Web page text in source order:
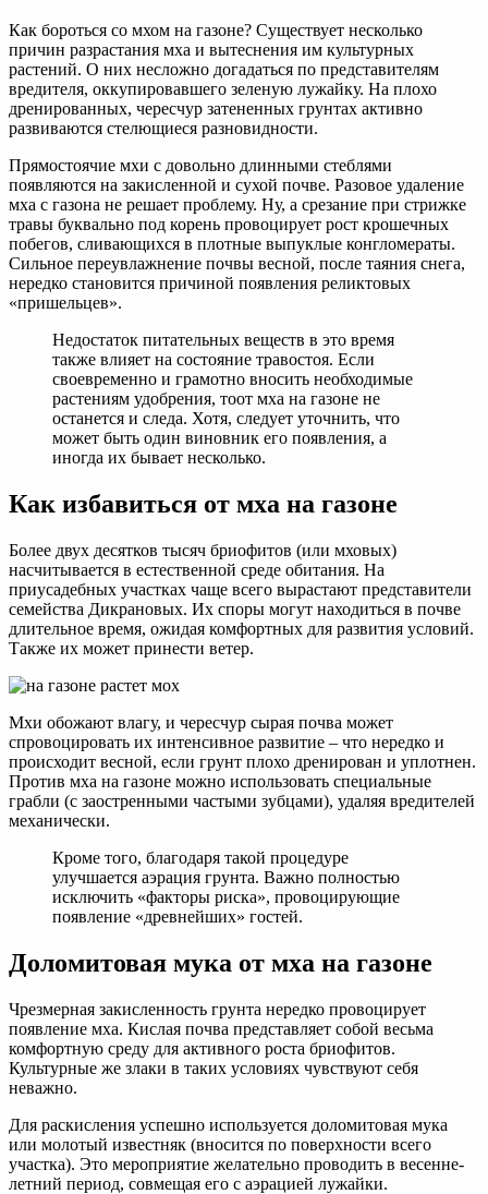
Как бороться со мхом на газоне? Существует несколько
причин разрастания мха и вытеснения им культурных
растений. О них несложно догадаться по представителям
вредителя, оккупировавшего зеленую лужайку. На плохо
дренированных, чересчур затененных грунтах активно
развиваются стелющиеся разновидности.
Прямостоячие мхи с довольно длинными стеблями
появляются на закисленной и сухой почве. Разовое удаление
мха с газона не решает проблему. Ну, а срезание при стрижке
травы буквально под корень провоцирует рост крошечных
побегов, сливающихся в плотные выпуклые конгломераты.
Сильное переувлажнение почвы весной, после таяния снега,
нередко становится причиной появления реликтовых
«пришельцев».
Недостаток питательных веществ в это время
также влияет на состояние травостоя. Если
своевременно и грамотно вносить необходимые
растениям удобрения, тоот мха на газоне не
останется и следа. Хотя, следует уточнить, что
может быть один виновник его появления, а
иногда их бывает несколько.
Как избавиться от мха на газоне
Более двух десятков тысяч бриофитов (или мховых)
насчитывается в естественной среде обитания. На
приусадебных участках чаще всего вырастают представители
семейства Дикрановых. Их споры могут находиться в почве
длительное время, ожидая комфортных для развития условий.
Также их может принести ветер.
Мхи обожают влагу, и чересчур сырая почва может
спровоцировать их интенсивное развитие – что нередко и
происходит весной, если грунт плохо дренирован и уплотнен.
Против мха на газоне можно использовать специальные
грабли (с заостренными частыми зубцами), удаляя вредителей
механически.
Кроме того, благодаря такой процедуре
улучшается аэрация грунта. Важно полностью
исключить «факторы риска», провоцирующие
появление «древнейших» гостей.
Доломитовая мука от мха на газоне
Чрезмерная закисленность грунта нередко провоцирует
появление мха. Кислая почва представляет собой весьма
комфортную среду для активного роста бриофитов.
Культурные же злаки в таких условиях чувствуют себя
неважно.
Для раскисления успешно используется доломитовая мука
или молотый известняк (вносится по поверхности всего
участка). Это мероприятие желательно проводить в весенне-
летний период, совмещая его с аэрацией лужайки.